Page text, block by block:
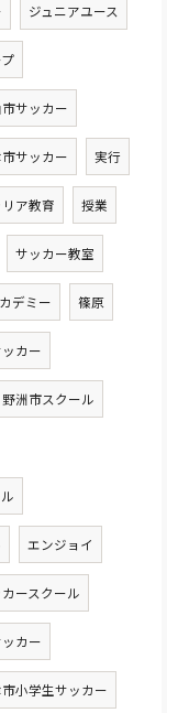
ジュニアユース
サッカー
サッカー 実行
ア教育 授業
サッカー教室
デミー 篠原
カー
野洲市スクール
エンジョイ
ースクール
カー
小学生サッカー